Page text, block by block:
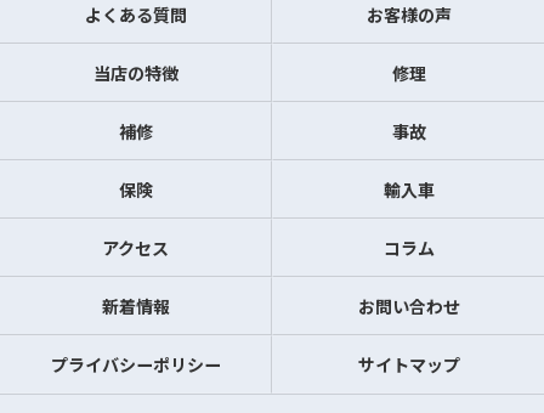
よくある質問 お客様の声
当店の特徴 修理
補修 事故
保険 輸入車
アクセス コラム
新着情報 お問い合わせ
プライバシーポリシー サイトマップ